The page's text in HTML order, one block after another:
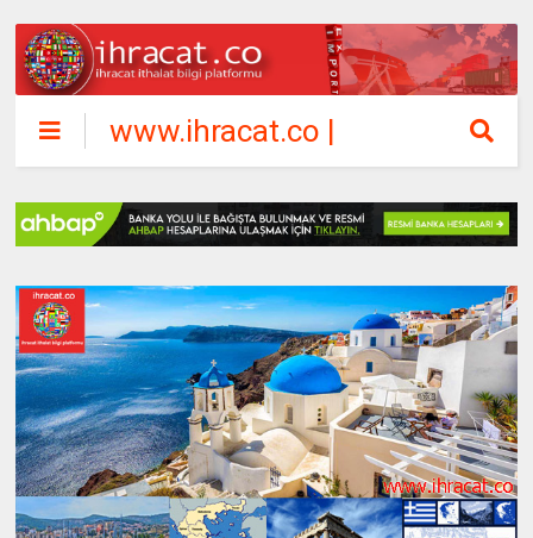
www.ihracat.co |
ihracat ithalat
bilgi platformu